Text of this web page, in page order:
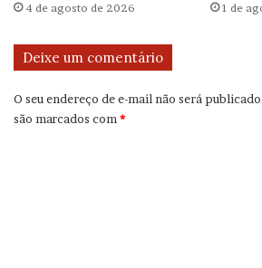
4 de agosto de 2026 1 de
Deixe um comentário
O seu endereço de e-mail não será
são marcados com*